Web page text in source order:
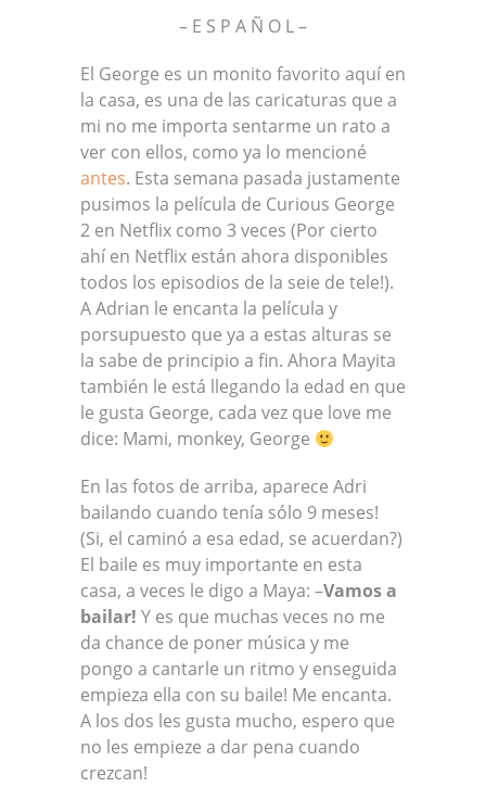
– E S P A Ñ O L –
El George es un monito favorito aquí en
la casa, es una de las caricaturas que a
mi no me importa sentarme un rato a
ver con ellos, como ya lo mencioné
antes. Esta semana pasada justamente
pusimos la película de Curious George
2 en Netflix como 3 veces (Por cierto
ahí en Netflix están ahora disponibles
todos los episodios de la seie de tele!).
A Adrian le encanta la película y
porsupuesto que ya a estas alturas se
la sabe de principio a fin. Ahora Mayita
también le está llegando la edad en que
le gusta George, cada vez que love me
dice: Mami, monkey, George
En las fotos de arriba, aparece Adri
bailando cuando tenía sólo 9 meses!
(Si, el caminó a esa edad, se acuerdan?)
El baile es muy importante en esta
casa, a veces le digo a Maya: –Vamos a
bailar! Y es que muchas veces no me
da chance de poner música y me
pongo a cantarle un ritmo y enseguida
empieza ella con su baile! Me encanta.
A los dos les gusta mucho, espero que
no les empieze a dar pena cuando
crezcan!